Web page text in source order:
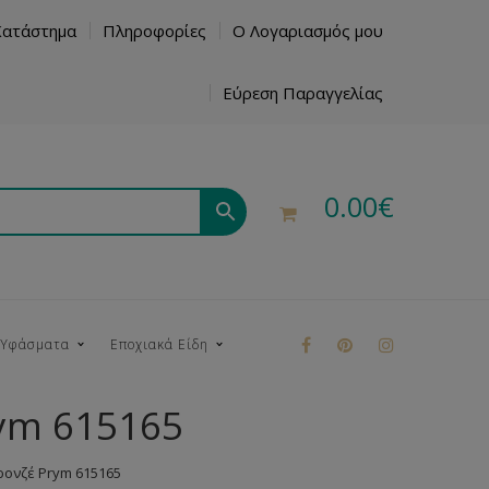
Πληροφορίες Ο Λογαριασμός μου
Εύρεση Παραγγελίας
0.00€
Εποχιακά Είδη
615165
Prym 615165